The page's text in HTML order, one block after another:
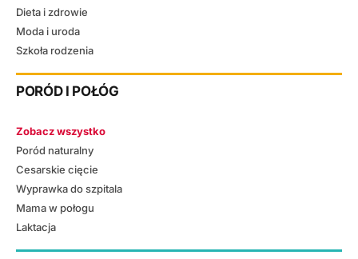
Dieta i zdrowie
Moda i uroda
Szkoła rodzenia
PORÓD I POŁÓG
Zobacz wszystko
Poród naturalny
Cesarskie cięcie
Wyprawka do szpitala
Mama w połogu
Laktacja